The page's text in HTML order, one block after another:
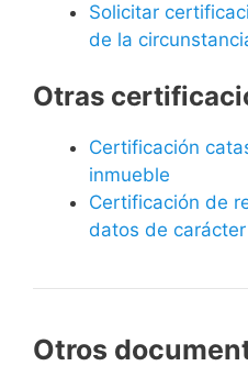
Solicitar
de la
Otras
Certificación
inmueble
Certificación de
datos de
Otros